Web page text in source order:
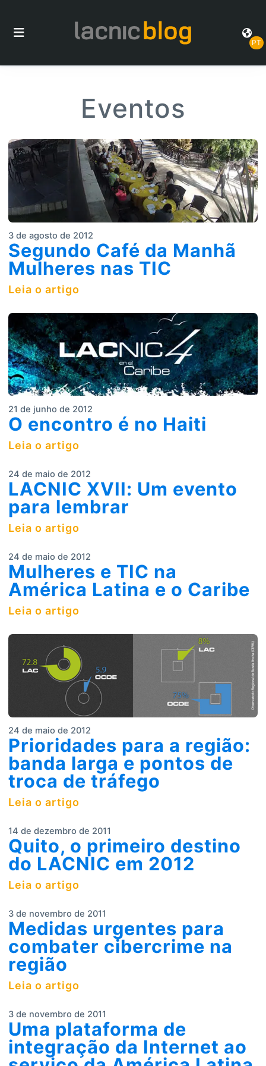
PT
Eventos
3 de agosto de 2012
Segundo Café da Manhã
Mulheres nas TIC
Leia o artigo
21 de junho de 2012
O encontro é no Haiti
Leia o artigo
24 de maio de 2012
LACNIC XVII: Um evento
para lembrar
Leia o artigo
24 de maio de 2012
Mulheres e TIC na
América Latina e o Caribe
Leia o artigo
24 de maio de 2012
Prioridades para a região:
banda larga e pontos de
troca de tráfego
Leia o artigo
14 de dezembro de 2011
Quito, o primeiro destino
do LACNIC em 2012
Leia o artigo
3 de novembro de 2011
Medidas urgentes para
combater cibercrime na
região
Leia o artigo
3 de novembro de 2011
Uma plataforma de
integração da Internet ao